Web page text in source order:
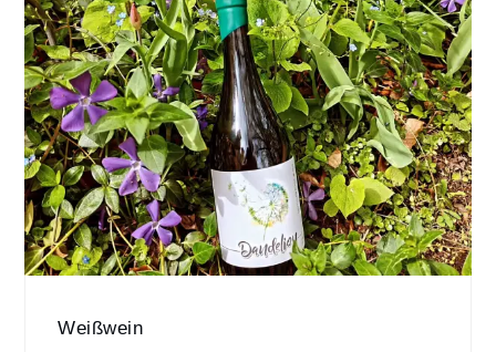
Weißwein